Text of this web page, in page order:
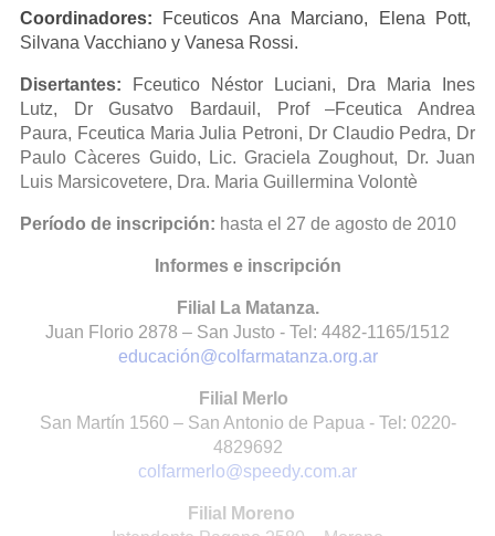
Coordinadores: Fceuticos Ana Marciano, Elena Pott,
Silvana Vacchiano y Vanesa Rossi.
Disertantes: Fceutico Néstor Luciani, Dra Maria Ines
Lutz, Dr Gusatvo Bardauil, Prof –Fceutica Andrea
Paura, Fceutica Maria Julia Petroni, Dr Claudio Pedra, Dr
Paulo Càceres Guido, Lic. Graciela Zoughout, Dr. Juan
Luis Marsicovetere, Dra. Maria Guillermina Volontè
Período de inscripción: hasta el 27 de agosto de 2010
Informes e inscripción
Filial La Matanza.
Juan Florio 2878 – San Justo - Tel: 4482-1165/1512
educación@colfarmatanza.org.ar
Filial Merlo
San Martín 1560 – San Antonio de Papua - Tel: 0220-
4829692
colfarmerlo@speedy.com.ar
Filial Moreno